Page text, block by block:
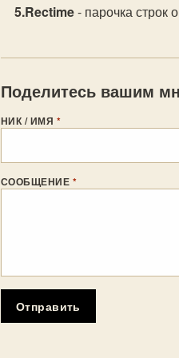
Rectime- парочка строк
Поделитесь вашим
НИК / ИМЯ *
СООБЩЕНИЕ *
Отправить